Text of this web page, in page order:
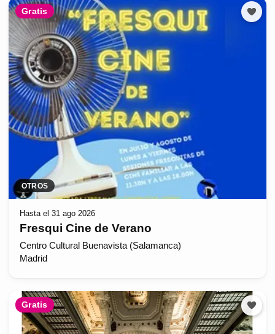
Gratis
OTROS
Hasta el 31 ago 2026
Fresqui Cine de Verano
Centro Cultural Buenavista (Salamanca)
Madrid
Gratis